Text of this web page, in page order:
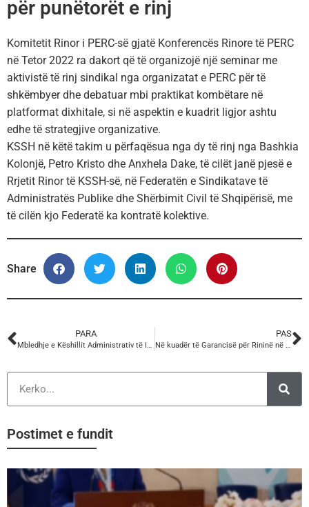
për punëtorët e rinj
Komitetit Rinor i PERC-së gjatë Konferencës Rinore të PERC
në Tetor 2022 ra dakort që të organizojë një seminar me
aktivistë të rinj sindikal nga organizatat e PERC për të
shkëmbyer dhe debatuar mbi praktikat kombëtare në
platformat dixhitale, si në aspektin e kuadrit ligjor ashtu
edhe të strategjive organizative.
KSSH në këtë takim u përfaqësua nga dy të rinj nga Bashkia
Kolonjë, Petro Kristo dhe Anxhela Dake, të cilët janë pjesë e
Rrjetit Rinor të KSSH-së, në Federatën e Sindikatave të
Administratës Publike dhe Shërbimit Civil të Shqipërisë, me
të cilën kjo Federatë ka kontratë kolektive.
Share
PARA
Mbledhje e Këshillit Administrativ të Institutit të Sigurimeve Shoqërore
PAS
Në kuadër të Garancisë për Rininë në Shqipëri, si një nga programet më të rëndësishme kryesore të BE-së
Postimet e fundit